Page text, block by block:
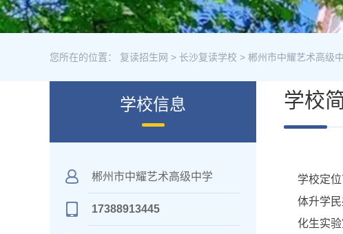
您所在的位置： 复读招生网 > 长沙复读学校 > 郴州市中耀艺术高级
学校信息
郴州市中耀艺术高级中学
17388913445
学校
学校定位
体升学
化生实